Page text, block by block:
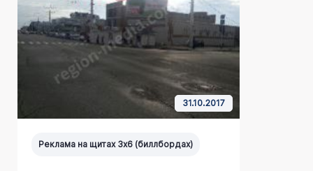
31.10.2017
Реклама на щитах 3х6 (биллбордах)